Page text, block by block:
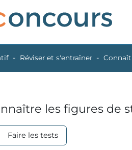
Réviser et s'entraîner
les figures de
Faire les tests